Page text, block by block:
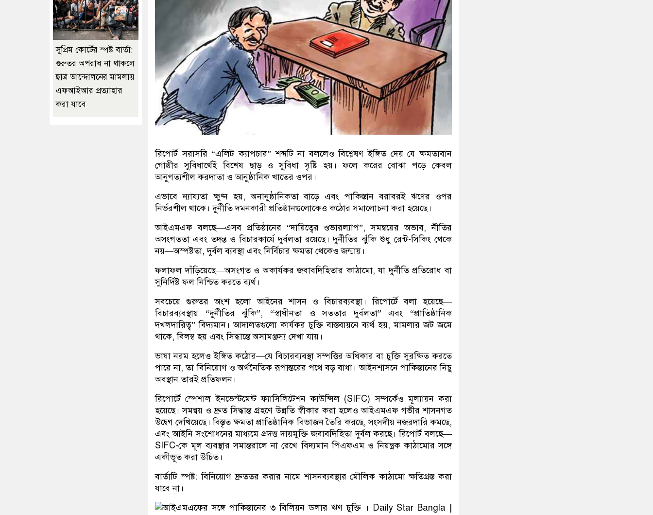
রিপোর্ট সরাসরি “এলিট ক্যাপচার” শব্দটি না বললেও বিশ্লেষণ ইঙ্গিত দেয় যে ক্ষমতাবান
গোষ্ঠীর সুবিধার্থেই বিশেষ ছাড় ও সুবিধা সৃষ্টি হয়। ফলে করের বোঝা পড়ে কেবল
আনুগত্যশীল করদাতা ও আনুষ্ঠানিক খাতের ওপর।
এভাবে ন্যায্যতা ক্ষুণ্ন হয়, অনানুষ্ঠানিকতা বাড়ে এবং পাকিস্তান বরাবরই ঋণের ওপর
নির্ভরশীল থাকে। দুর্নীতি দমনকারী প্রতিষ্ঠানগুলোকেও কঠোর সমালোচনা করা হয়েছে।
আইএমএফ বলছে—এসব প্রতিষ্ঠানের “দায়িত্বের ওভারল্যাপ”, সমন্বয়ের অভাব, নীতির
অসংগততা এবং তদন্ত ও বিচারকার্যে দুর্বলতা রয়েছে। দুর্নীতির ঝুঁকি শুধু রেন্ট-সিকিং থেকে
নয়—অস্পষ্টতা, দুর্বল ব্যবস্থা এবং নির্বিচার ক্ষমতা থেকেও জন্মায়।
ফলাফল দাঁড়িয়েছে—অসংগত ও অকার্যকর জবাবদিহিতার কাঠামো, যা দুর্নীতি প্রতিরোধ বা
সুনির্দিষ্ট ফল নিশ্চিত করতে ব্যর্থ।
সবচেয়ে গুরুতর অংশ হলো আইনের শাসন ও বিচারব্যবস্থা। রিপোর্টে বলা হয়েছে—
বিচারব্যবস্থায় “দুর্নীতির ঝুঁকি”, “স্বাধীনতা ও সততার দুর্বলতা” এবং “প্রাতিষ্ঠানিক
দখলদারিত্ব” বিদ্যমান। আদালতগুলো কার্যকর চুক্তি বাস্তবায়নে ব্যর্থ হয়, মামলার জট জমে
থাকে, বিলম্ব হয় এবং সিদ্ধান্তে অসামঞ্জস্য দেখা যায়।
ভাষা নরম হলেও ইঙ্গিত কঠোর—যে বিচারব্যবস্থা সম্পত্তির অধিকার বা চুক্তি সুরক্ষিত করতে
পারে না, তা বিনিয়োগ ও অর্থনৈতিক রূপান্তরের পথে বড় বাধা। আইনশাসনে পাকিস্তানের নিচু
অবস্থান তারই প্রতিফলন।
রিপোর্টে স্পেশাল ইনভেস্টমেন্ট ফ্যাসিলিটেশন কাউন্সিল (SIFC) সম্পর্কেও মূল্যায়ন করা
হয়েছে। সমন্বয় ও দ্রুত সিদ্ধান্ত গ্রহণে উন্নতি স্বীকার করা হলেও আইএমএফ গভীর শাসনগত
উদ্বেগ দেখিয়েছে। বিস্তৃত ক্ষমতা প্রাতিষ্ঠানিক বিভাজন তৈরি করছে, সংসদীয় নজরদারি কমছে,
এবং আইনি সংশোধনের মাধ্যমে প্রদত্ত দায়মুক্তি জবাবদিহিতা দুর্বল করছে। রিপোর্ট বলছে—
SIFC-কে মূল ব্যবস্থার সমান্তরালে না রেখে বিদ্যমান পিএফএম ও নিয়ন্ত্রক কাঠামোর সঙ্গে
একীভূত করা উচিত।
বার্তাটি স্পষ্ট: বিনিয়োগ দ্রুততর করার নামে শাসনব্যবস্থার মৌলিক কাঠামো ক্ষতিগ্রস্ত করা
যাবে না।
সুপ্রিম কোর্টের স্পষ্ট বার্তা:
গুরুতর অপরাধ না থাকলে
ছাত্র আন্দোলনের মামলায়
এফআইআর প্রত্যাহার
করা যাবে